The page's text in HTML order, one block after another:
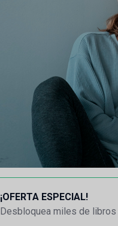
¡OFERTA ESPECIAL!
Desbloquea miles de libros